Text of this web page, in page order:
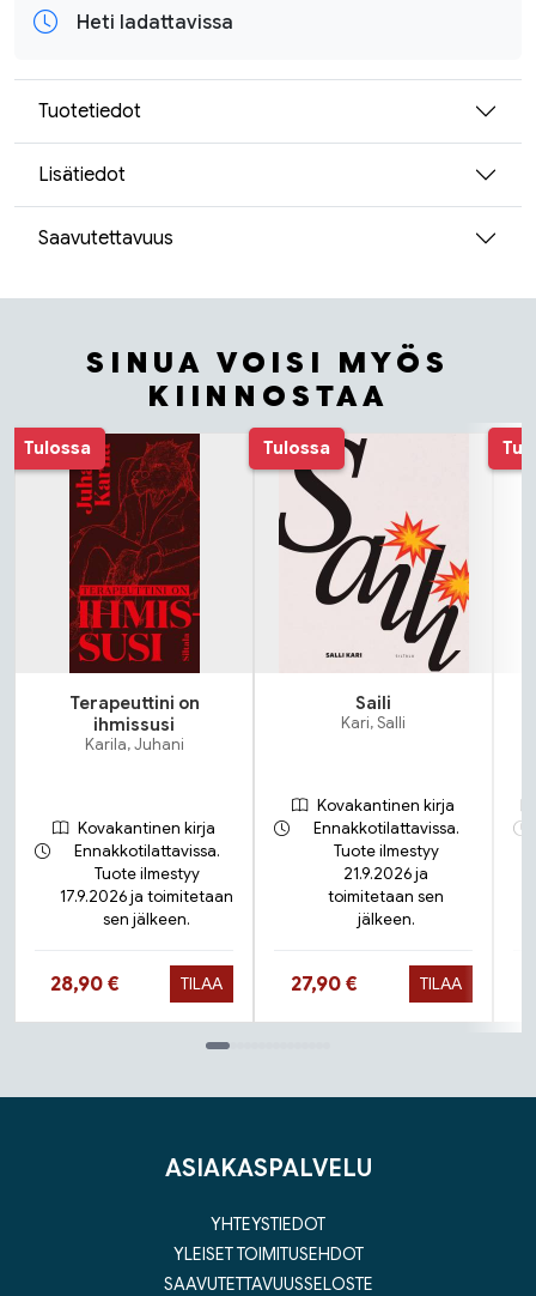
Heti ladattavissa
Tuotetiedot
Lisätiedot
Saavutettavuus
SINUA VOISI MYÖS
KIINNOSTAA
Tuoteluettelon alku
Tulossa
Terapeuttini on
ihmissusi
Karila, Juhani
Kovakantinen kirja
Ennakkotilattavissa.
Tuote ilmestyy
17.9.2026 ja toimitetaan
sen jälkeen.
Hinta nyt
28,90 € TILAA
Tulossa
Saili
Kari, Salli
Kovakantinen kirja
Ennakkotilattavissa.
Tuote ilmestyy
21.9.2026 ja
toimitetaan sen
jälkeen.
Hinta nyt
27,90 € TILAA
ASIAKASPALVELU
YHTEYSTIEDOT
YLEISET TOIMITUSEHDOT
SAAVUTETTAVUUSSELOSTE